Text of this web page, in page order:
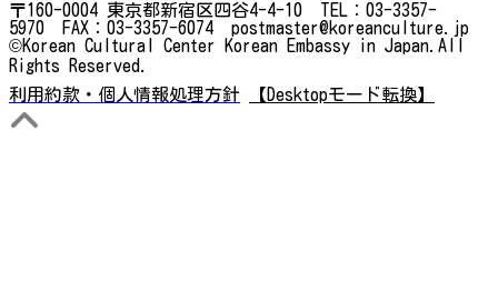
〒160-0004 東京都新宿区四谷4-4-10 TEL：03-3357-
5970 FAX：03-3357-6074 postmaster@koreanculture.jp
©Korean Cultural Center Korean Embassy in Japan.All
Rights Reserved.
利用約款・個人情報処理方針
【Desktopモード転換】